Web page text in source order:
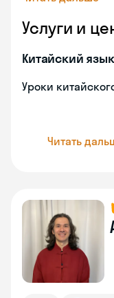
Услуги и
Китайский язык
Уроки
Читать